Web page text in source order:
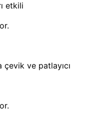
etkili
ve patlayıcı